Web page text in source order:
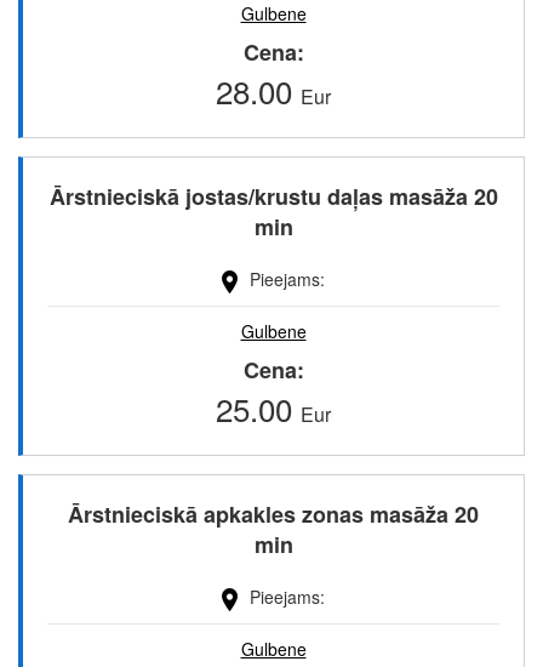
Gulbene
Cena
28.00 Eur
Ārstnieciskā jostas/krustu daļas masāža 20
min
Pieejams
Gulbene
Cena
25.00 Eur
Ārstnieciskā apkakles zonas masāža 20
min
Pieejams
Gulbene